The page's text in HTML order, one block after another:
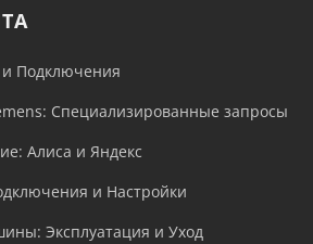
и Подключения
Специализированные запросы
Алиса и Яндекс
и Настройки
Эксплуатация и Уход